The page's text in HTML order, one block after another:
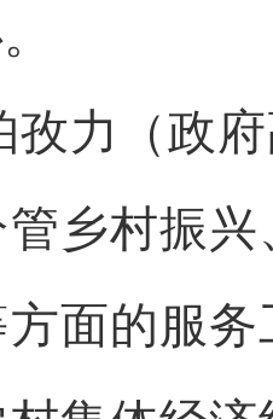
孜力（政
乡村振
方面的服